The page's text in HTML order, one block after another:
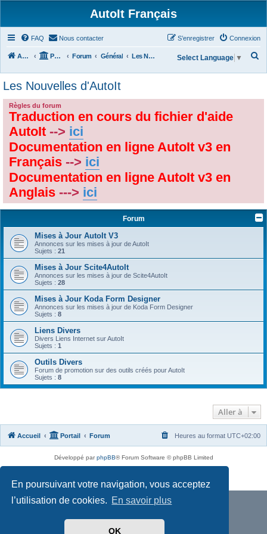
En poursuivant votre navigation, vous acceptez
l’utilisation de cookies. En savoir plus
OK
AutoIt Français
FAQ Nous contacter Connexion
S’enregistrer
Accueil Portail Forum Général Les Nouvelles d'AutoIt
h
Select Language ▼
Les Nouvelles d'AutoIt
Règles du forum
Traduction en cours du fichier d'aide
AutoIt --> ici
Documentation en ligne AutoIt v3 en
Français --> ici
Documentation en ligne AutoIt v3 en
Anglais ---> ici
Forum
Mises à Jour AutoIt V3
Annonces sur les mises à jour de AutoIt
Sujets : 21
Mises à Jour Scite4AutoIt
Annonces sur les mises à jour de Scite4AutoIt
Sujets : 28
Mises à Jour Koda Form Designer
Annonces sur les mises à jour de Koda Form Designer
Sujets : 8
Liens Divers
Divers Liens Internet sur AutoIt
Sujets : 1
Outils Divers
Forum de promotion sur des outils créés pour AutoIt
Sujets : 8
Aller à
Accueil Portail Forum Heures au format UTC+02:00
Développé parphpBB® Forum Software © phpBB Limited
Traduit parphpBB-fr.com